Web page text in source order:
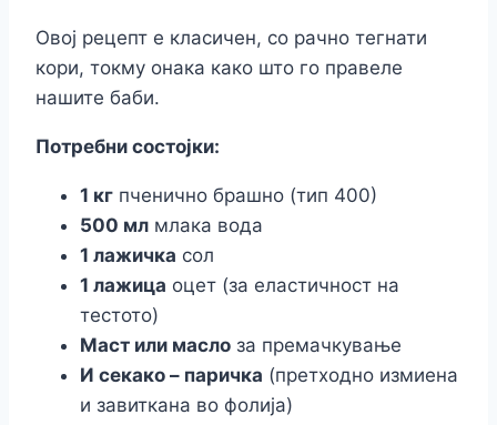
Овој рецепт е класичен, со рачно тегнати
кори, токму онака како што го правеле
нашите баби.
Потребни состојки:
1 кг пченично брашно (тип 400)
500 мл млака вода
1 лажичка сол
1 лажица оцет (за еластичност на
тестото)
Маст или масло за премачкување
И секако – паричка (претходно измиена
и завиткана во фолија)